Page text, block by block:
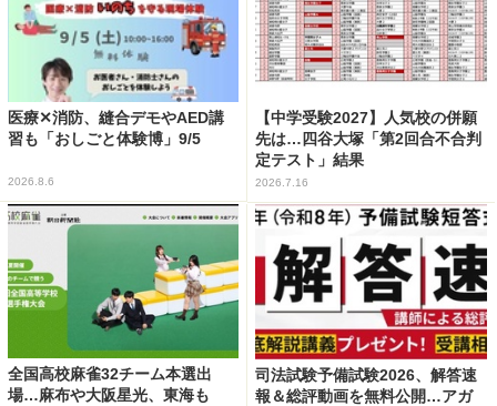
医療✕消防、縫合デモやAED講
習も「おしごと体験博」9/5
2026.8.6
【中学受験2027】人気校の併願
先は…四谷大塚「第2回合不合判
定テスト」結果
2026.7.16
全国高校麻雀32チーム本選出
場…麻布や大阪星光、東海も
司法試験予備試験2026、解答速
報＆総評動画を無料公開…アガ